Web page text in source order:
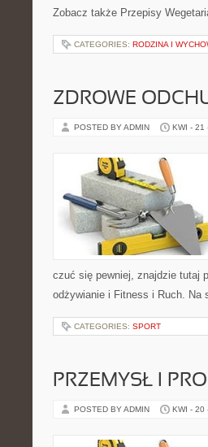
Zobacz także Przepisy
CATEGORIES: RODZINA I
ZDROWE
POSTED BY ADMIN KWI - 21
czuć się pewniej, znajdzie tutaj
odżywianie i Fitness i Ruch. Na
CATEGORIES: SPORT
PRZEMYSŁ I
POSTED BY ADMIN KWI - 20